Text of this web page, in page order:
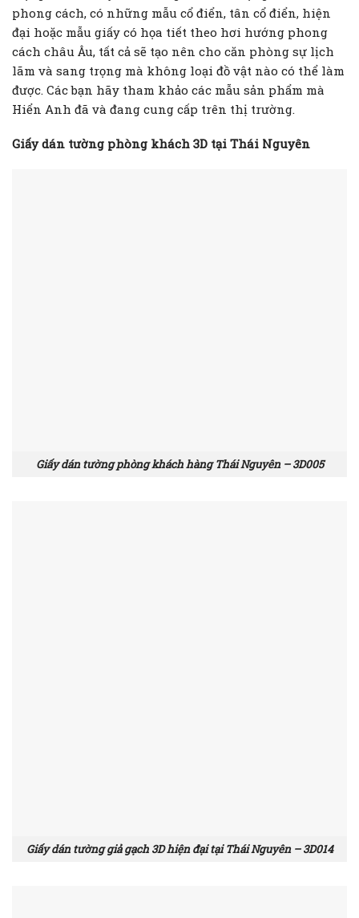
phong cách, có những mẫu cổ điển, tân cổ điển, hiện
đại hoặc mẫu giấy có họa tiết theo hơi hướng phong
cách châu Âu, tất cả sẽ tạo nên cho căn phòng sự lịch
lãm và sang trọng mà không loại đồ vật nào có thể làm
được. Các bạn hãy tham khảo các mẫu sản phẩm mà
Hiển Anh đã và đang cung cấp trên thị trường.
Giấy dán tường phòng khách 3D tại Thái Nguyên
Giấy dán tường phòng khách hàng Thái Nguyên – 3D005
Giấy dán tường giả gạch 3D hiện đại tại Thái Nguyên – 3D014